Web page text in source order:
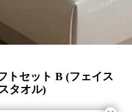
トセット B (フェイス
タオル)